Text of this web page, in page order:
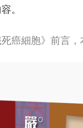
。
癌細胞》前言，